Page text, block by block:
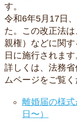
す。
令和6年5月17日
た。この改正法
親権）などに関
日に施行されます
詳しくは、法務
ムページをご覧く
離婚届の様
日〜）